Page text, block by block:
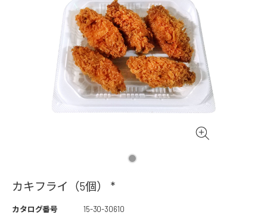
カキフライ（5個） *
カタログ番号
15-30-30610